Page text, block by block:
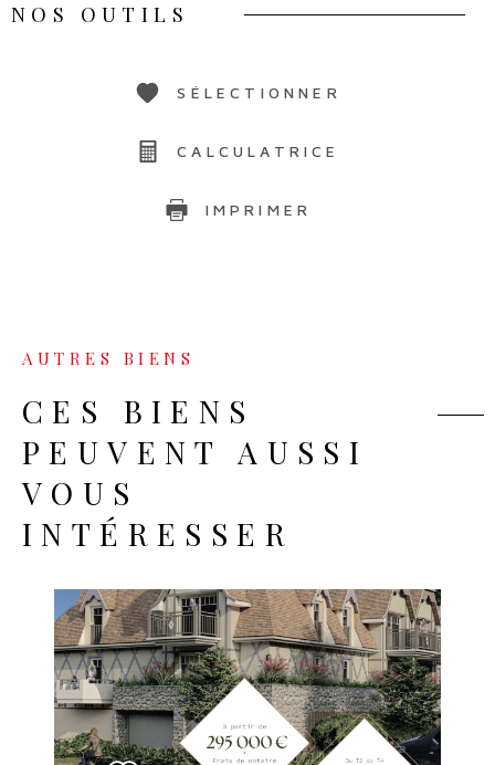
NOS OUTILS
SÉLECTIONNER
CALCULATRICE
IMPRIMER
AUTRES BIENS
CES BIENS
PEUVENT AUSSI
VOUS
INTÉRESSER
VOIR LE BIEN